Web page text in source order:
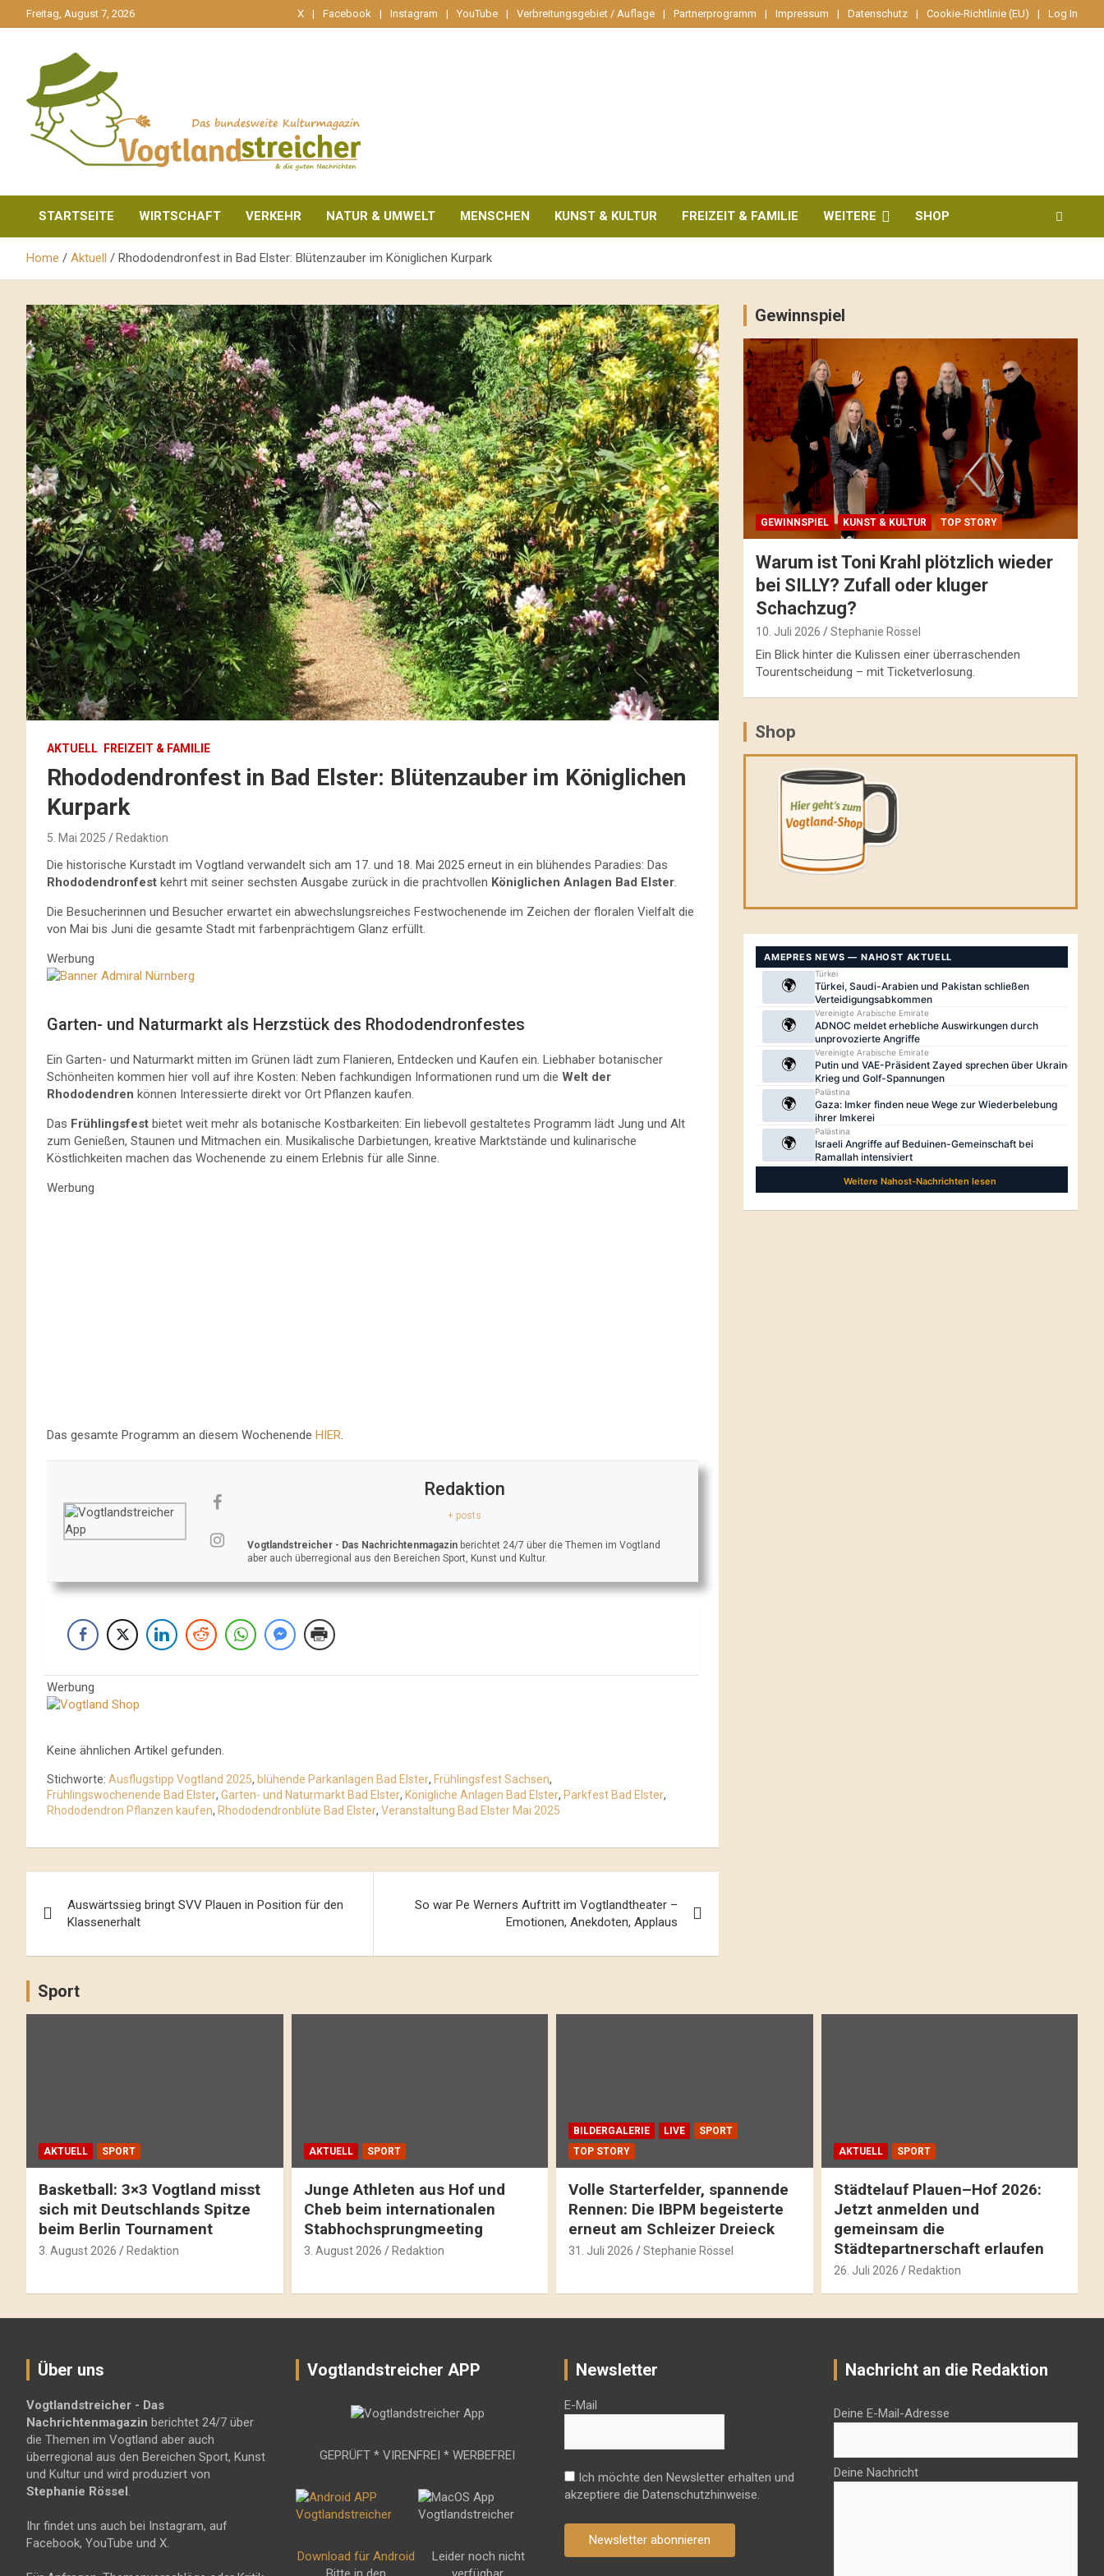
zum
Freitag, August 7, 2026 X Facebook Instagram YouTube Verbreitungsgebiet / Auflage Partnerprogramm Impressum Datenschutz Cookie-Richtlinie (EU) Log In
Vogtlandstreicher
STARTSEITE WIRTSCHAFT VERKEHR NATUR & UMWELT MENSCHEN KUNST & KULTUR FREIZEIT & FAMILIE WEITERE SHOP
Home Aktuell Rhododendronfest in Bad Elster: Blütenzauber im Königlichen Kurpark
AKTUELL FREIZEIT & FAMILIE
Rhododendronfest in Bad Elster: Blütenzauber im Königlichen
Kurpark
5. Mai 2025 Redaktion
Die historische Kurstadt im Vogtland verwandelt sich am 17. und 18. Mai 2025 erneut in ein blühendes Paradies: Das
Rhododendronfest kehrt mit seiner sechsten Ausgabe zurück in die prachtvollen Königlichen Anlagen Bad Elster
Die Besucherinnen und Besucher erwartet ein abwechslungsreiches Festwochenende im Zeichen der floralen Vielfalt die
von Mai bis Juni die gesamte Stadt mit farbenprächtigem Glanz erfüllt.
Werbung
Garten- und Naturmarkt als Herzstück des Rhododendronfestes
Ein Garten- und Naturmarkt mitten im Grünen lädt zum Flanieren, Entdecken und Kaufen ein. Liebhaber botanischer
Schönheiten kommen hier voll auf ihre Kosten: Neben fachkundigen Informationen rund um die Welt der
Rhododendren können Interessierte direkt vor Ort Pflanzen kaufen.
Das Frühlingsfest bietet weit mehr als botanische Kostbarkeiten: Ein liebevoll gestaltetes Programm lädt Jung und Alt
zum Genießen, Staunen und Mitmachen ein. Musikalische Darbietungen, kreative Marktstände und kulinarische
Köstlichkeiten machen das Wochenende zu einem Erlebnis für alle Sinne.
Werbung
Das gesamte Programm an diesem Wochenende HIER
Redaktion
+ posts
Vogtlandstreicher - Das Nachrichtenmagazin berichtet 24/7 über die Themen im Vogtland
aber auch überregional aus den Bereichen Sport, Kunst und Kultur.
Werbung
Keine ähnlichen Artikel gefunden.
Stichworte: Ausflugstipp Vogtland 2025, blühende Parkanlagen Bad Elster, Frühlingsfest Sachsen,
Frühlingswochenende Bad Elster, Garten- und Naturmarkt Bad Elster, Königliche Anlagen Bad Elster, Parkfest Bad Elster,
Rhododendron Pflanzen kaufen, Rhododendronblüte Bad Elster, Veranstaltung Bad Elster Mai 2025
Navigation
Auswärtssieg bringt SVV Plauen in Position für den
Klassenerhalt
So war Pe Werners Auftritt im Vogtlandtheater –
Emotionen, Anekdoten, Applaus
Gewinnspiel
GEWINNSPIEL KUNST & KULTUR TOP STORY
Warum ist Toni Krahl plötzlich wieder
bei SILLY? Zufall oder kluger
Schachzug?
10. Juli 2026 Stephanie Rössel
Ein Blick hinter die Kulissen einer überraschenden
Tourentscheidung – mit Ticketverlosung.
Shop
Sport
AKTUELL SPORT
Basketball: 3×3 Vogtland misst
sich mit Deutschlands Spitze
beim Berlin Tournament
3. August 2026 Redaktion
AKTUELL SPORT
Junge Athleten aus Hof und
Cheb beim internationalen
Stabhochsprungmeeting
3. August 2026 Redaktion
BILDERGALERIE LIVE
SPORT
TOP STORY
Volle Starterfelder, spannende
Rennen: Die IBPM begeisterte
erneut am Schleizer Dreieck
31. Juli 2026 Stephanie Rössel
AKTUELL SPORT
Städtelauf Plauen–Hof 2026:
Jetzt anmelden und
gemeinsam die
Städtepartnerschaft erlaufen
26. Juli 2026 Redaktion
Über uns
Vogtlandstreicher - Das
Nachrichtenmagazin berichtet 24/7 über
die Themen im Vogtland aber auch
überregional aus den Bereichen Sport, Kunst
und Kultur und wird produziert von
Stephanie Rössel.
Ihr findet uns auch bei Instagram, auf
Facebook, YouTube und X.
Vogtlandstreicher APP
GEPRÜFT * VIRENFREI * WERBEFREI
Download für Android
Leider noch nicht
Newsletter
E-Mail
Ich möchte den Newsletter erhalten und
akzeptiere die Datenschutzhinweise.
Newsletter abonnieren
Nachricht an die Redaktion
Deine E-Mail-Adresse
Deine Nachricht